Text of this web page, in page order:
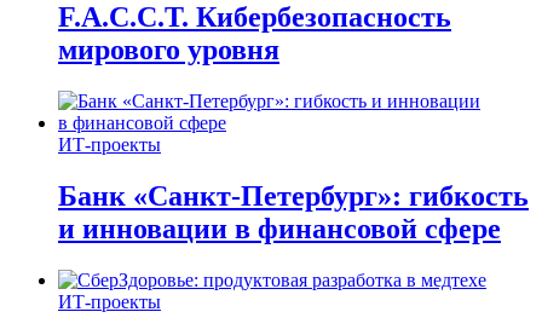
F.A.C.C.T. Кибербезопасность
мирового уровня
ИТ-проекты
Банк «Санкт-Петербург»: гибкость
и инновации в финансовой сфере
ИТ-проекты